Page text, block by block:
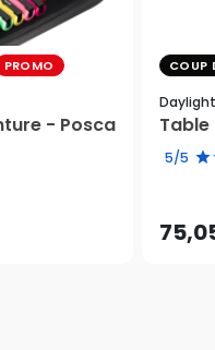
PROMO
- Posca
COUP
Daylight
Table
5/5